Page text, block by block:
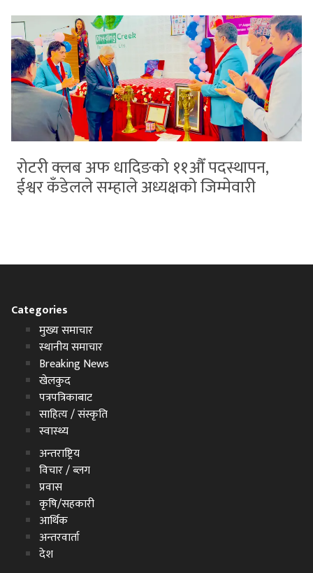
रोटरी क्लब अफ धादिङको ११औँ पदस्थापन,
ईश्वर कँडेलले सम्हाले अध्यक्षको जिम्मेवारी
Categories
मुख्य समाचार
स्थानीय समाचार
Breaking News
खेलकुद
पत्रपत्रिकाबाट
साहित्य / संस्कृति
स्वास्थ्य
अन्तराष्ट्रिय
विचार / ब्लग
प्रवास
कृषि/सहकारी
आर्थिक
अन्तरवार्ता
देश